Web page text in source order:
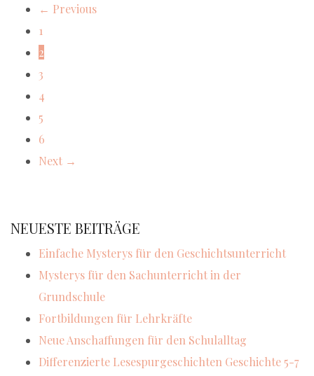
← Previous
1
2
3
4
5
6
Next →
NEUESTE BEITRÄGE
Einfache Mysterys für den Geschichtsunterricht
Mysterys für den Sachunterricht in der
Grundschule
Fortbildungen für Lehrkräfte
Neue Anschaffungen für den Schulalltag
Differenzierte Lesespurgeschichten Geschichte 5-7